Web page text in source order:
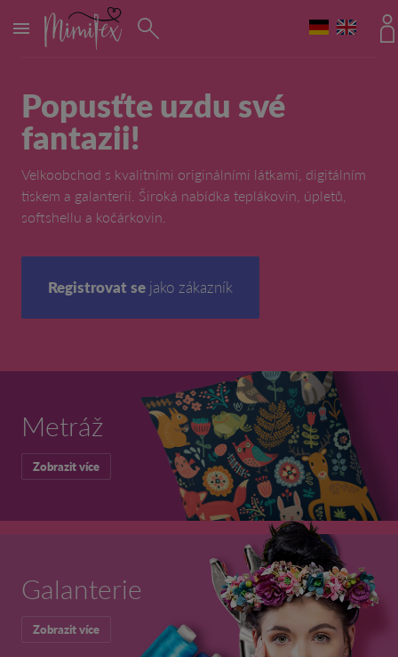
MENU
Popusťte uzdu své
fantazii!
Velkoobchod s kvalitními originálními látkami, digitálním
tiskem a galanterií. Široká nabídka teplákovin, úpletů,
softshellu a kočárkovin.
Registrovat se jako zákazník
Metráž
Zobrazit více
Galanterie
Zobrazit více